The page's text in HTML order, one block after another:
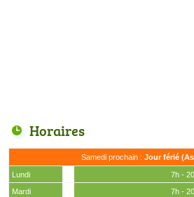
Horaires
Samedi prochain : Jour férié
Lundi
7h -
Mardi
7h -